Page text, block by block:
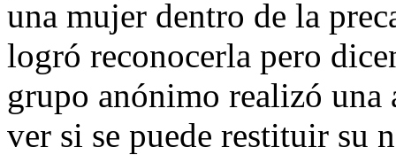
una mujer dentro de la
logró reconocerla pero
grupo anónimo realizó
ver si se puede restituir su